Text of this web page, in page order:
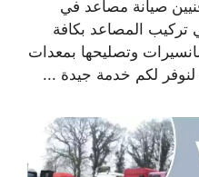
صيانة مصاعد في
تركيب المصاعد بكافة
وتصليحها بمعدات
لنوفر لكم خدمة جيدة ...